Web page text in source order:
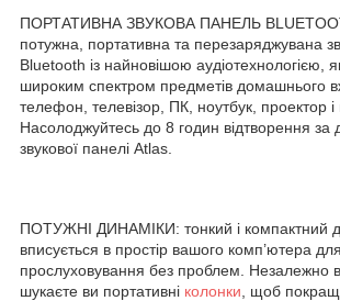
ПОРТАТИВНА ЗВУКОВА ПАНЕЛЬ
потужна, портативна та перезаряджувана
Bluetooth із найновішою аудіотехнологією,
широким спектром предметів домашнього
телефон, телевізор, ПК, ноутбук, проектор і
Насолоджуйтесь до 8 годин відтворення за
звукової панелі Atlas.
ПОТУЖНІ ДИНАМІКИ: тонкий і компактний
вписується в простір вашого комп’ютера
прослуховування без проблем. Незалежно
шукаєте ви портативні колонки , щоб